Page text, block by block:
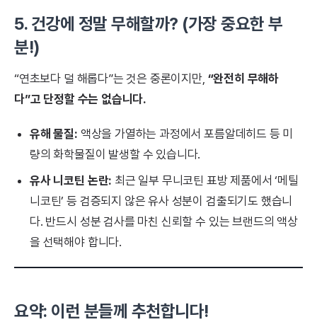
5. 건강에 정말 무해할까? (가장 중요한 부
분!)
“연초보다 덜 해롭다”는 것은 중론이지만, “완전히 무해하
다”고 단정할 수는 없습니다.
유해 물질: 액상을 가열하는 과정에서 포름알데히드 등 미
량의 화학물질이 발생할 수 있습니다.
유사 니코틴 논란: 최근 일부 무니코틴 표방 제품에서 ‘메틸
니코틴’ 등 검증되지 않은 유사 성분이 검출되기도 했습니
다. 반드시 성분 검사를 마친 신뢰할 수 있는 브랜드의 액상
을 선택해야 합니다.
요약: 이런 분들께 추천합니다!